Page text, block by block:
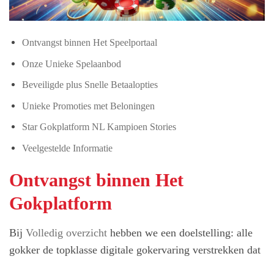
Ontvangst binnen Het Speelportaal
Onze Unieke Spelaanbod
Beveiligde plus Snelle Betaalopties
Unieke Promoties met Beloningen
Star Gokplatform NL Kampioen Stories
Veelgestelde Informatie
Ontvangst binnen Het
Gokplatform
Bij Volledig overzicht hebben we een doelstelling: alle
gokker de topklasse digitale gokervaring verstrekken dat